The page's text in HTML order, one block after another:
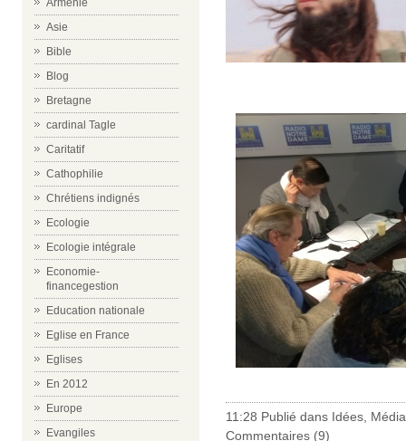
Arménie
Asie
Bible
Blog
Bretagne
cardinal Tagle
Caritatif
Cathophilie
Chrétiens indignés
Ecologie
Ecologie intégrale
Economie-
financegestion
Education nationale
Eglise en France
Eglises
En 2012
Europe
Evangiles
11:28 Publié dans Idées
Commentaires (9)